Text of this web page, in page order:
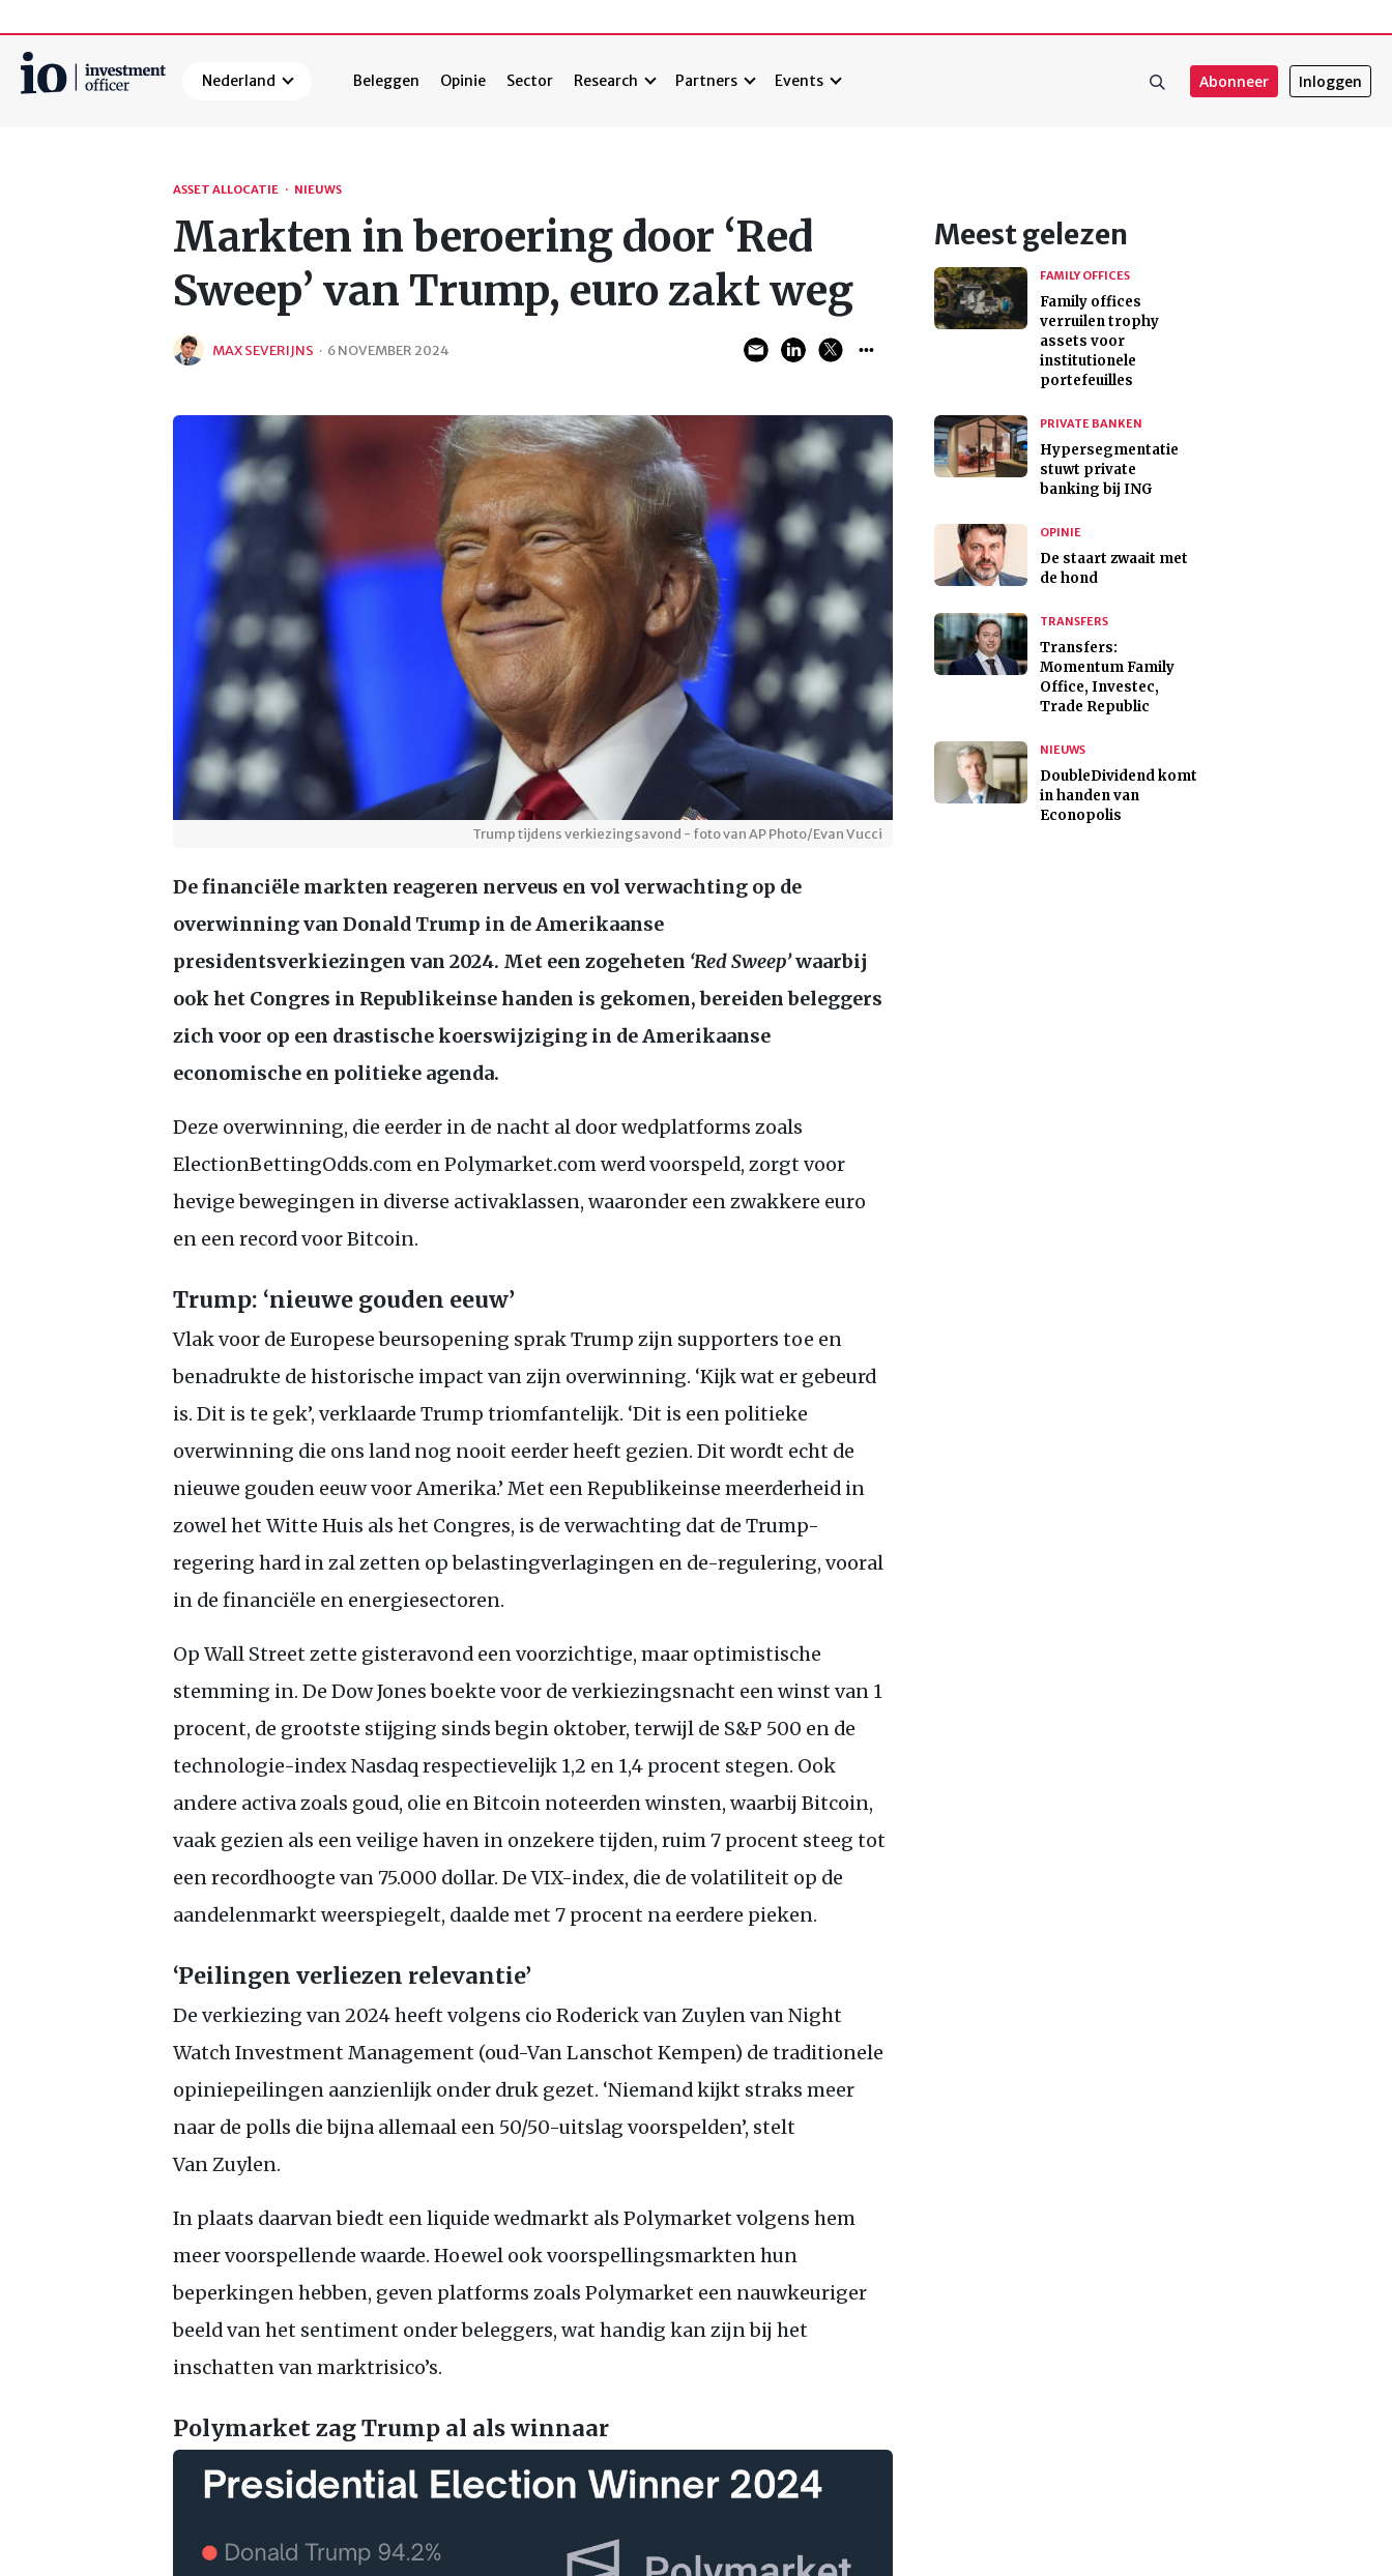
Nederland Beleggen Opinie Sector Research Partners Events Abonneer Inloggen
ASSET ALLOCATIE · NIEUWS
Markten in beroering door ‘Red
Sweep’ van Trump, euro zakt weg
MAX SEVERIJNS · 6 NOVEMBER 2024
Trump tijdens verkiezingsavond - foto van AP Photo/Evan Vucci
De financiële markten reageren nerveus en vol verwachting op de
overwinning van Donald Trump in de Amerikaanse
presidentsverkiezingen van 2024. Met een zogeheten ‘Red Sweep’waarbij
ook het Congres in Republikeinse handen is gekomen, bereiden beleggers
zich voor op een drastische koerswijziging in de Amerikaanse
economische en politieke agenda.
Deze overwinning, die eerder in de nacht al door wedplatforms zoals
ElectionBettingOdds.com en Polymarket.com werd voorspeld, zorgt voor
hevige bewegingen in diverse activaklassen, waaronder een zwakkere euro
en een record voor Bitcoin.
Trump: ‘nieuwe gouden eeuw’
Vlak voor de Europese beursopening sprak Trump zijn supporters toe en
benadrukte de historische impact van zijn overwinning. ‘Kijk wat er gebeurd
is. Dit is te gek’, verklaarde Trump triomfantelijk. ‘Dit is een politieke
overwinning die ons land nog nooit eerder heeft gezien. Dit wordt echt de
nieuwe gouden eeuw voor Amerika.’ Met een Republikeinse meerderheid in
zowel het Witte Huis als het Congres, is de verwachting dat de Trump-
regering hard in zal zetten op belastingverlagingen en de-regulering, vooral
in de financiële en energiesectoren.
Op Wall Street zette gisteravond een voorzichtige, maar optimistische
stemming in. De Dow Jones boekte voor de verkiezingsnacht een winst van 1
procent, de grootste stijging sinds begin oktober, terwijl de S&P 500 en de
technologie-index Nasdaq respectievelijk 1,2 en 1,4 procent stegen. Ook
andere activa zoals goud, olie en Bitcoin noteerden winsten, waarbij Bitcoin,
vaak gezien als een veilige haven in onzekere tijden, ruim 7 procent steeg tot
een recordhoogte van 75.000 dollar. DeVIX-index, die de volatiliteit op de
aandelenmarkt weerspiegelt, daalde met 7 procent na eerdere pieken.
‘Peilingen verliezen relevantie’
De verkiezing van 2024 heeft volgens cio Roderick van Zuylen van Night
Watch Investment Management (oud-Van Lanschot Kempen) de traditionele
opiniepeilingen aanzienlijk onder druk gezet. ‘Niemand kijkt straks meer
naar de polls die bijna allemaal een 50/50-uitslag voorspelden’, stelt
Van Zuylen.
In plaats daarvan biedt een liquide wedmarkt als Polymarket volgens hem
meer voorspellende waarde. Hoewel ook voorspellingsmarkten hun
beperkingen hebben, geven platforms zoals Polymarket een nauwkeuriger
beeld van het sentiment onder beleggers, wat handig kan zijn bij het
inschatten van marktrisico’s.
Polymarket zag Trump al als winnaar
Meest gelezen
FAMILY OFFICES
Family offices
verruilen trophy
assets voor
institutionele
portefeuilles
PRIVATE BANKEN
Hypersegmentatie
stuwt private
banking bij ING
OPINIE
De staart zwaait met
de hond
TRANSFERS
Transfers:
Momentum Family
Office, Investec,
Trade Republic
NIEUWS
DoubleDividend komt
in handen van
Econopolis